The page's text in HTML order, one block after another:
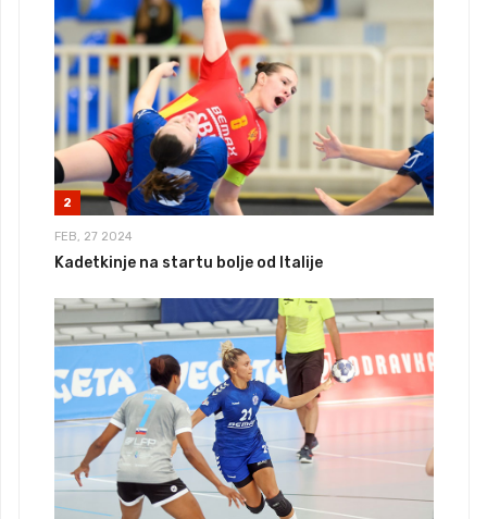
2
FEB, 27 2024
Kadetkinje na startu bolje od Italije